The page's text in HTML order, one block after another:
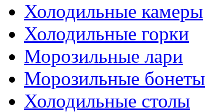
Холодильные камеры
Холодильные горки
Морозильные лари
Морозильные бонеты
Холодильные столы